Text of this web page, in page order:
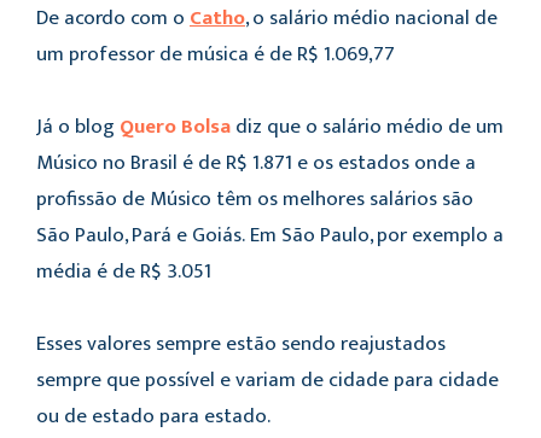
De acordo com oCatho, o salário médio nacional de
um professor de música é de R$ 1.069,77
Já o blog Quero Bolsadiz que o salário médio de um
Músico no Brasil é de R$ 1.871 e os estados onde a
profissão de Músico têm os melhores salários são
São Paulo, Pará e Goiás. Em São Paulo, por exemplo a
média é de R$ 3.051
Esses valores sempre estão sendo reajustados
sempre que possível e variam de cidade para cidade
ou de estado para estado.